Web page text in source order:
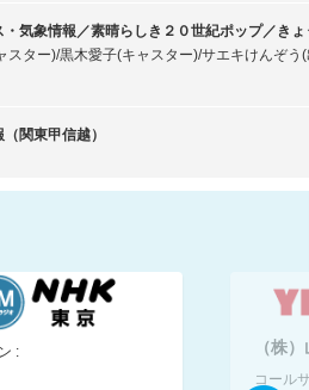
気象情報／素晴らしき２０世紀ポップ／き
スター)/黒木愛子(キャスター)/サエキけんぞう
関東甲信越）
／解剖学者が語るエッセー ２０２６年 夏・
スター)/養老孟司(出演)
:
（株
コール